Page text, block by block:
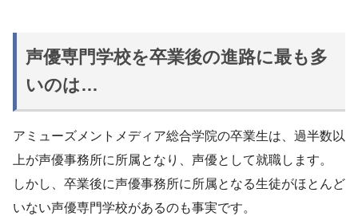
声優専門学校を卒業後の進路に最も多
いのは…
アミューズメントメディア総合学院の卒業生は、過半数以
上が声優事務所に所属となり、声優として就職します。
しかし、卒業後に声優事務所に所属となる生徒がほとんど
いない声優専門学校があるのも事実です。